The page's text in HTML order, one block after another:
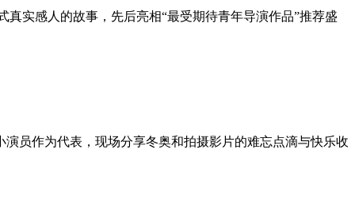
真实感人的故事，先后亮相“最受期待青年导演作品”推荐盛
员作为代表，现场分享冬奥和拍摄影片的难忘点滴与快乐收